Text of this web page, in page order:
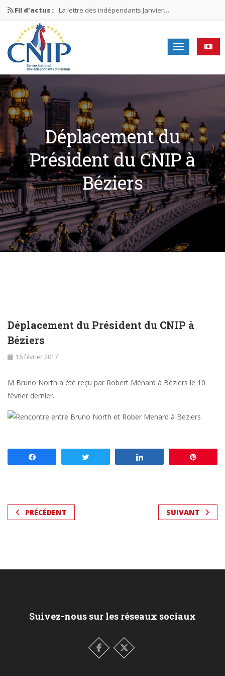
Fil d'actus : La lettre des indépendants Janvier…
La lettre des indépendants Novembre…
La lettre des indépendants Juin…
Mission nationale ÉLECTIONS MUNICIPALES 2026
La lettre des indépendants N°2-2026
Déplacement du
Président du CNIP à
Béziers
Déplacement du Président du CNIP à
Béziers
16 février 2017
M Bruno North a été reçu par Robert Ménard à Béziers le 10
février dernier.
PRÉCÉDENT SUIVANT
Suivez-nous sur les réseaux sociaux